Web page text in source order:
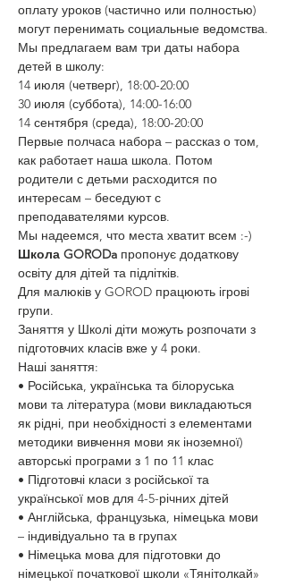
оплату уроков (частично или полностью)
могут перенимать социальные ведомства.
Мы предлагаем вам три даты набора
детей в школу:
14 июля (четверг), 18:00-20:00
30 июля (суббота), 14:00-16:00
14 сентября (среда), 18:00-20:00
Первые полчаса набора – рассказ о том,
как работает наша школа. Потом
родители с детьми расходится по
интересам – беседуют с
преподавателями курсов.
Мы надеемся, что места хватит всем :-)
Школа GORODa пропонує додаткову
освіту для дітей та підлітків.
Для малюків у GOROD працюють ігрові
групи.
Заняття у Школі діти можуть розпочати з
підготовчих класів вже у 4 роки.
Наші заняття:
• Російська, українська та білоруська
мови та література (мови викладаються
як рідні, при необхідності з елементами
методики вивчення мови як іноземної)
авторські програми з 1 по 11 клас
• Підготовчі класи з російської та
української мов для 4-5-річних дітей
• Англійська, французька, німецька мови
– індивідуально та в групах
• Німецька мова для підготовки до
німецької початкової школи «Тянітолкай»